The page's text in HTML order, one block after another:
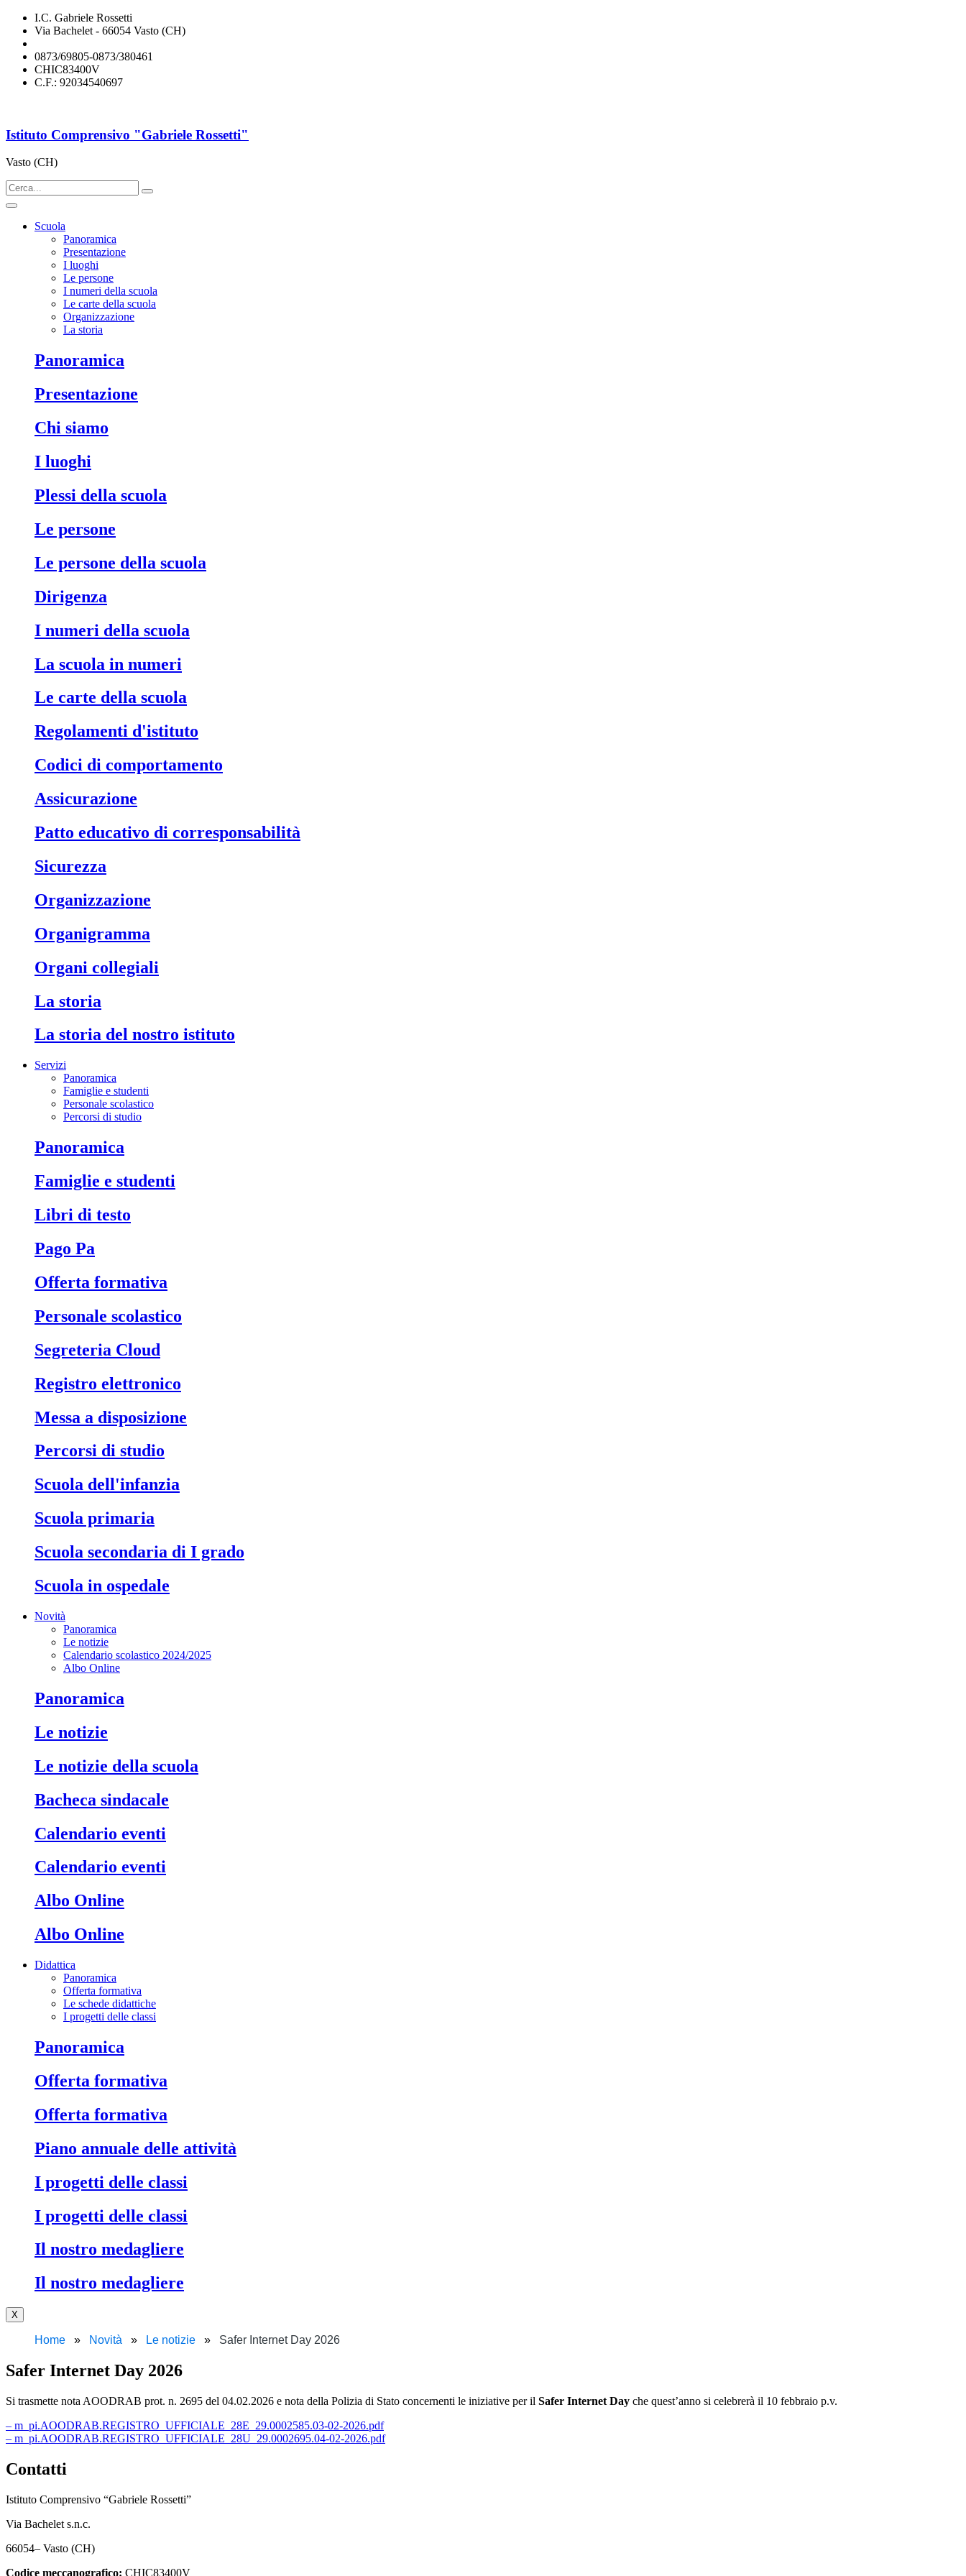
I.C. Gabriele Rossetti
Via Bachelet - 66054 Vasto (CH)
0873/69805-0873/380461
CHIC83400V
C.F.: 92034540697
Istituto Comprensivo "Gabriele Rossetti"
Vasto (CH)
Scuola
Panoramica
Presentazione
I luoghi
Le persone
I numeri della scuola
Le carte della scuola
Organizzazione
La storia
Panoramica
Presentazione
Chi siamo
I luoghi
Plessi della scuola
Le persone
Le persone della scuola
Dirigenza
I numeri della scuola
La scuola in numeri
Le carte della scuola
Regolamenti d'istituto
Codici di comportamento
Assicurazione
Patto educativo di corresponsabilità
Sicurezza
Organizzazione
Organigramma
Organi collegiali
La storia
La storia del nostro istituto
Servizi
Panoramica
Famiglie e studenti
Personale scolastico
Percorsi di studio
Panoramica
Famiglie e studenti
Libri di testo
Pago Pa
Offerta formativa
Personale scolastico
Segreteria Cloud
Registro elettronico
Messa a disposizione
Percorsi di studio
Scuola dell'infanzia
Scuola primaria
Scuola secondaria di I grado
Scuola in ospedale
Novità
Panoramica
Le notizie
Calendario scolastico 2024/2025
Albo Online
Panoramica
Le notizie
Le notizie della scuola
Bacheca sindacale
Calendario eventi
Calendario eventi
Albo Online
Albo Online
Didattica
Panoramica
Offerta formativa
Le schede didattiche
I progetti delle classi
Panoramica
Offerta formativa
Offerta formativa
Piano annuale delle attività
I progetti delle classi
I progetti delle classi
Il nostro medagliere
Il nostro medagliere
X
Home Novità Le notizie Safer Internet Day 2026
Safer Internet Day 2026
Si trasmette nota AOODRAB prot. n. 2695 del 04.02.2026 e nota della Polizia di Stato concernenti le iniziative per il Safer Internet Day che quest’anno si celebrerà il 10 febbraio p.v.
– m_pi.AOODRAB.REGISTRO_UFFICIALE_28E_29.0002585.03-02-2026.pdf
– m_pi.AOODRAB.REGISTRO_UFFICIALE_28U_29.0002695.04-02-2026.pdf
Contatti
Istituto Comprensivo “Gabriele Rossetti”
Via Bachelet s.n.c.
66054– Vasto (CH)
Codice meccanografico: CHIC83400V